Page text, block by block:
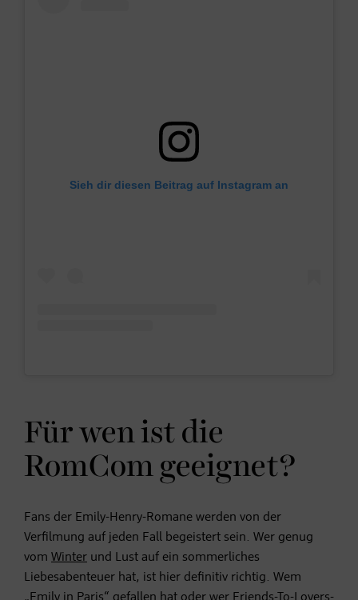
Sieh dir diesen Beitrag auf Instagram an
Für wen ist die
RomCom geeignet?
Fans der Emily-Henry-Romane werden von der
Verfilmung auf jeden Fall begeistert sein. Wer genug
vom Winter und Lust auf ein sommerliches
Liebesabenteuer hat, ist hier definitiv richtig. Wem
„ Emily in Paris“ gefallen hat oder wer Friends-To-Lovers-